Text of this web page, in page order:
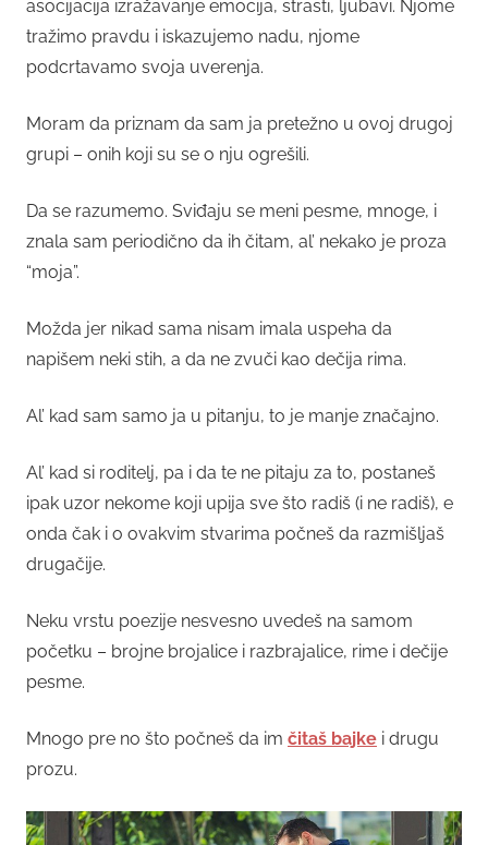
asocijacija izražavanje emocija, strasti, ljubavi. Njome
tražimo pravdu i iskazujemo nadu, njome
podcrtavamo svoja uverenja.
Moram da priznam da sam ja pretežno u ovoj drugoj
grupi – onih koji su se o nju ogrešili.
Da se razumemo. Sviđaju se meni pesme, mnoge, i
znala sam periodično da ih čitam, al’ nekako je proza
“moja”.
Možda jer nikad sama nisam imala uspeha da
napišem neki stih, a da ne zvuči kao dečija rima.
Al’ kad sam samo ja u pitanju, to je manje značajno.
Al’ kad si roditelj, pa i da te ne pitaju za to, postaneš
ipak uzor nekome koji upija sve što radiš (i ne radiš), e
onda čak i o ovakvim stvarima počneš da razmišljaš
drugačije.
Neku vrstu poezije nesvesno uvedeš na samom
početku – brojne brojalice i razbrajalice, rime i dečije
pesme.
Mnogo pre no što počneš da im čitaš bajke i drugu
prozu.